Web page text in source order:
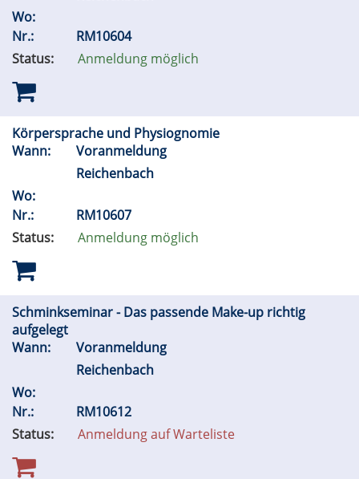
Wo:
Nr.:
RM10604
Status:
Anmeldung möglich
Körpersprache und Physiognomie
Wann:
Voranmeldung
Reichenbach
Wo:
Nr.:
RM10607
Status:
Anmeldung möglich
Schminkseminar - Das passende Make-up richtig
aufgelegt
Wann:
Voranmeldung
Reichenbach
Wo:
Nr.:
RM10612
Status:
Anmeldung auf Warteliste